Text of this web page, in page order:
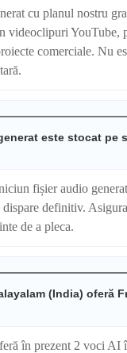
cu planul nostru
videoclipuri YouTube,
comerciale. Nu
este stocat pe
fișier audio
definitiv.
de a pleca.
(India) oferă
în prezent 2 voci AI